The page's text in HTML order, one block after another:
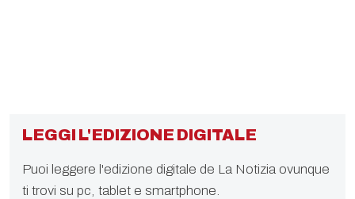
LEGGI L'EDIZIONE DIGITALE
Puoi leggere l'edizione digitale de La Notizia ovunque
ti trovi su pc, tablet e smartphone.